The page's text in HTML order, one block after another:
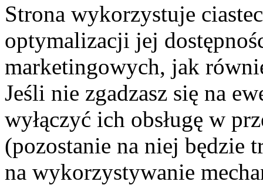
Strona wykorzystuje
optymalizacji jej
marketingowych, jak
Jeśli nie zgadzasz się na
wyłączyć ich obsługę w
(pozostanie na niej będzie
na wykorzystywanie